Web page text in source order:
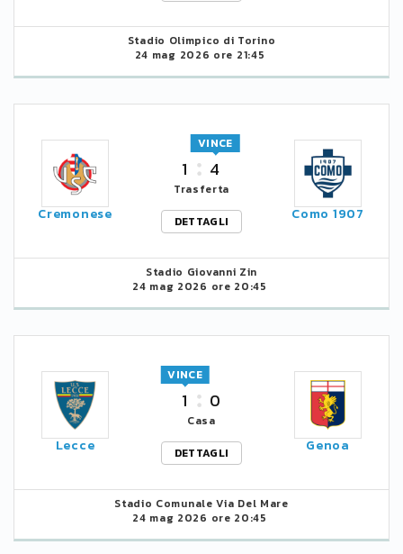
Stadio Olimpico di Torino
24 mag 2026 ore 21:45
Cremonese
1 4
VINCE
Trasferta
DETTAGLI
Como 1907
Stadio Giovanni Zin
24 mag 2026 ore 20:45
Lecce
1
VINCE
0
Casa
DETTAGLI
Genoa
Stadio Comunale Via Del Mare
24 mag 2026 ore 20:45